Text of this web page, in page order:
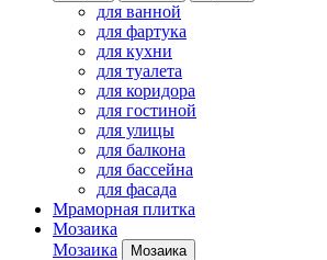
для ванной
для фартука
для кухни
для туалета
для коридора
для гостиной
для улицы
для балкона
для бассейна
для фасада
Мраморная плитка
Мозаика
Мозаика
Мозаика